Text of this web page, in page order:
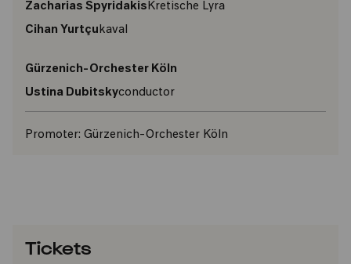
Zacharias SpyridakisKretische Lyra
Cihan Yurtçukaval
Gürzenich-Orchester Köln
Ustina Dubitskyconductor
Promoter: Gürzenich-Orchester Köln
Tickets